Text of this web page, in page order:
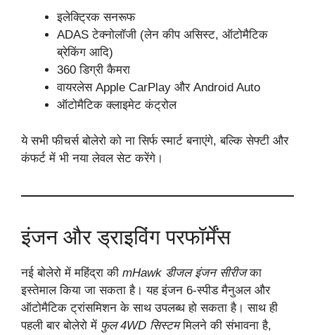
इलेक्ट्रिक सनरूफ
ADAS टेक्नोलॉजी (लेन कीप असिस्ट, ऑटोमैटिक
ब्रेकिंग आदि)
360 डिग्री कैमरा
वायरलेस Apple CarPlay और Android Auto
ऑटोमैटिक क्लाइमेट कंट्रोल
ये सभी फीचर्स बोलेरो को ना सिर्फ स्मार्ट बनाएंगे, बल्कि सेफ्टी और
कंफर्ट में भी नया लेवल सेट करेंगे।
इंजन और ड्राइविंग परफॉर्मेंस
नई बोलेरो में महिंद्रा की mHawk डीजल इंजन सीरीजका
इस्तेमाल किया जा सकता है। यह इंजन 6-स्पीड मैनुअल और
ऑटोमैटिक ट्रांसमिशन के साथ उपलब्ध हो सकता है। साथ ही
पहली बार बोलेरो में फुल 4WD सिस्टममिलने की संभावना है,